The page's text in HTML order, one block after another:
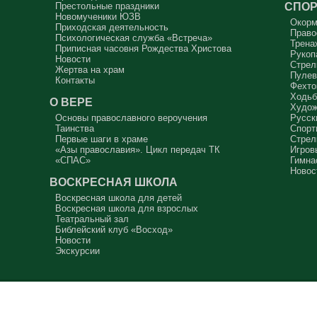
Сегодняшняя притча очень трудная. В ней
хочется увидеть кого-то другого, но не себя.
Вот с этим предлагается войти в сплошную
неделю. Ещё раз: сплошная неделя прошла,
потом две мясопустные, третья – Масленица,
прощённое воскресенье. С чем я приду?
воздержания – это дни для приготовления не
только к Пасхе, а к Небесному Царству! Это
цель жизни. Я об этом забыл, я туда хочу, но я
забыл. И я серьёзно должен что-то делать,
хотя бы в дни поста. Чтобы сначала увидеть в
себе этого урода, а потом начать с ним борьбу.
Аминь.
Протоиерей Андрей Алексеев
Престольные праздники
Новомученики ЮЗВ
Приходская деятельность
Психологическая служба «Встреча»
Приписная часовня Рождества Христова
Новости
Жертва на храм
Контакты
О ВЕРЕ
Основы православного вероучения
Таинства
Первые шаги в храме
«Азы православия». Цикл передач ТК
«СПАС»
ВОСКРЕСНАЯ ШКОЛА
Воскресная школа для детей
Воскресная школа для взрослых
Театральный зал
Библейский клуб «Восход»
Новости
Экскурсии